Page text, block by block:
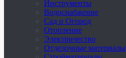
Инструменты
Водоснабжение
Сад и Огород
Отопление
Электричество
Отделочные материалы